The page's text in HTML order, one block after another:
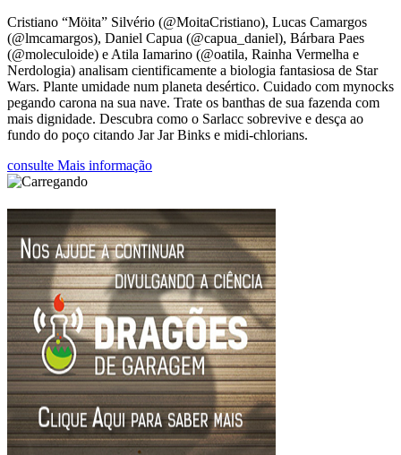
Cristiano “Möita” Silvério (@MoitaCristiano), Lucas Camargos
(@lmcamargos), Daniel Capua (@capua_daniel), Bárbara Paes
(@moleculoide) e Atila Iamarino (@oatila, Rainha Vermelha e
Nerdologia) analisam cientificamente a biologia fantasiosa de Star
Wars. Plante umidade num planeta desértico. Cuidado com mynocks
pegando carona na sua nave. Trate os banthas de sua fazenda com
mais dignidade. Descubra como o Sarlacc sobrevive e desça ao
fundo do poço citando Jar Jar Binks e midi-chlorians.
consulte Mais informação